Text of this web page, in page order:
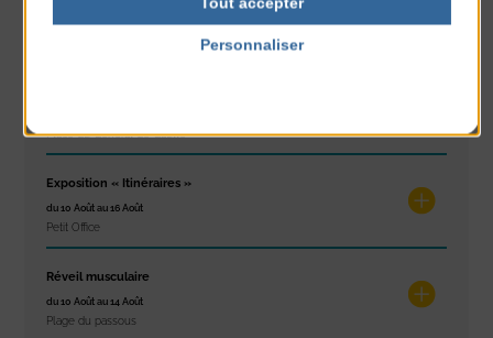
Place du Général de Gaulle
Exposition « Itinéraires »
du 10 Août au 16 Août
Petit Office
Réveil musculaire
du 10 Août au 14 Août
Plage du passous
Personnaliser